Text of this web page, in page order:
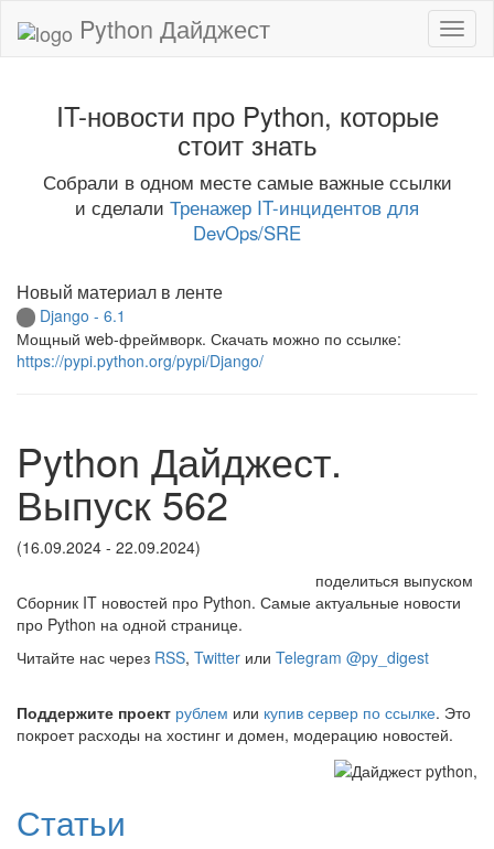
Python Дайджест
IT-новости про Python, которые
стоит знать
Собрали в одном месте самые важные ссылки
и сделали Тренажер IT-инцидентов для
DevOps/SRE
Новый материал в ленте
Django - 6.1
Мощный web-фреймворк. Скачать можно по ссылке:
https://pypi.python.org/pypi/Django/
Python Дайджест.
Выпуск 562
(16.09.2024 - 22.09.2024)
поделиться выпуском
Сборник IT новостей про Python. Самые актуальные новости
про Python на одной странице.
Читайте нас через RSS, Twitter или Telegram @py_digest
Поддержите проект рублем или купив сервер по ссылке. Это
покроет расходы на хостинг и домен, модерацию новостей.
Статьи